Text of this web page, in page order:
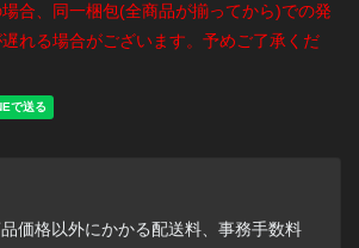
合、同一梱包(全商品が揃ってから)での発
れる場合がございます。予めご了承くだ
価格以外にかかる配送料、事務手数料